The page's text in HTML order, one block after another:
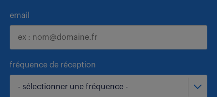
email
fréquence de réception
- sélectionner une fréquence -